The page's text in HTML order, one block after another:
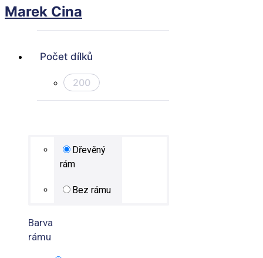
Marek Cina
Počet dílků
200
Dřevěný
rám
Bez rámu
Barva
rámu